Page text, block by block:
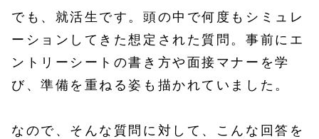
でも、就活生です。頭の中で何度もシミュレ
ーションしてきた想定された質問。事前にエ
ントリーシートの書き方や面接マナーを学
び、準備を重ねる姿も描かれていました。
なので、そんな質問に対して、こんな回答を